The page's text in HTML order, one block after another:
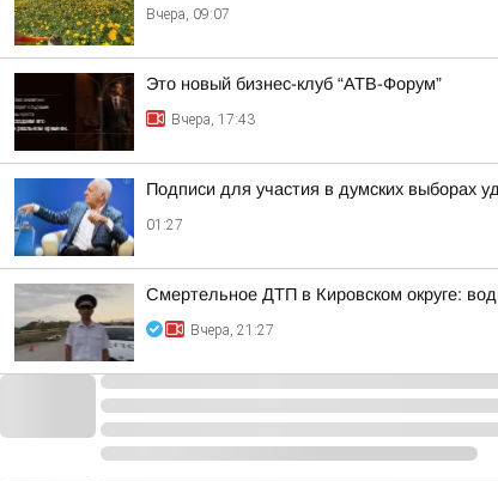
Вчера, 09:07
Это новый бизнес-клуб “АТВ-Форум”
Вчера, 17:43
Подписи для участия в думских выборах
01:27
Смертельное ДТП в Кировском округе:
Вчера, 21:27